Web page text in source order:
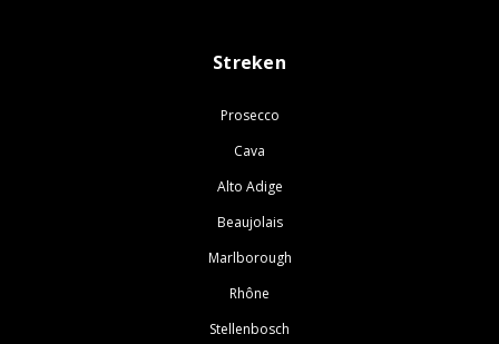
Streken
Prosecco
Cava
Alto Adige
Beaujolais
Marlborough
Rhône
Stellenbosch